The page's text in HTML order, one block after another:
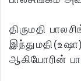
திருமதி
ஆகியோரின்